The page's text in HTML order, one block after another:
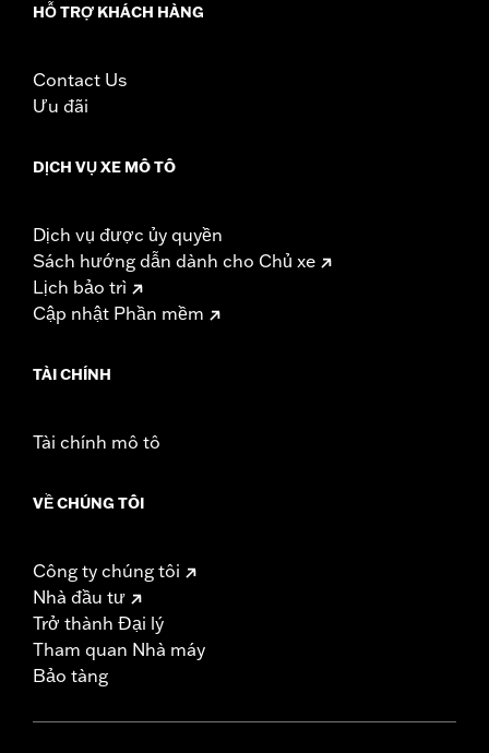
HỖ TRỢ KHÁCH HÀNG
Contact Us
Ưu đãi
DỊCH VỤ XE MÔ TÔ
Dịch vụ được ủy quyền
Sách hướng dẫn dành cho Chủ xe
Lịch bảo trì
Cập nhật Phần mềm
TÀI CHÍNH
Tài chính mô tô
VỀ CHÚNG TÔI
Công ty chúng tôi
Nhà đầu tư
Trở thành Đại lý
Tham quan Nhà máy
Bảo tàng